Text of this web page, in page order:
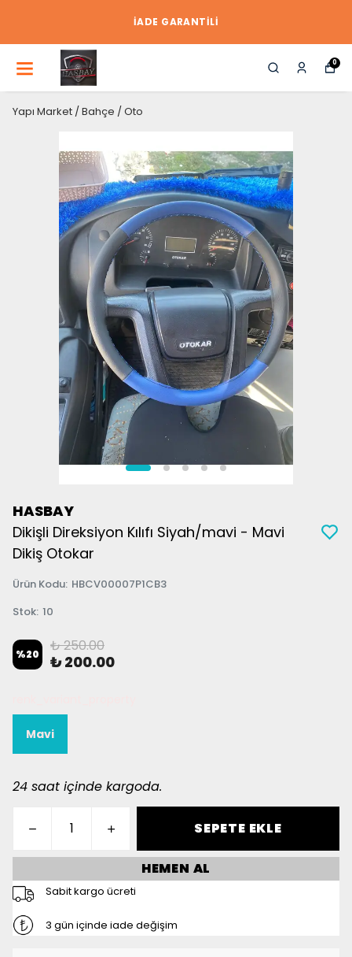
İADE GARANTİLİ
0
Yapı Market / Bahçe / Oto
HASBAY
Dikişli Direksiyon Kılıfı Siyah/mavi - Mavi
Dikiş Otokar
Ürün Kodu: HBCV00007P1CB3
Stok: 10
%20 ₺ 250.00
₺ 200.00
Mavi
24 saat içinde kargoda.
SEPETE EKLE
HEMEN AL
Sabit kargo ücreti
3 gün içinde iade değişim